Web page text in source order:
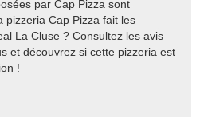
par Cap Pizza sont
pizzeria Cap Pizza fait les
La Cluse ? Consultez les avis
et découvrez si cette pizzeria est
!